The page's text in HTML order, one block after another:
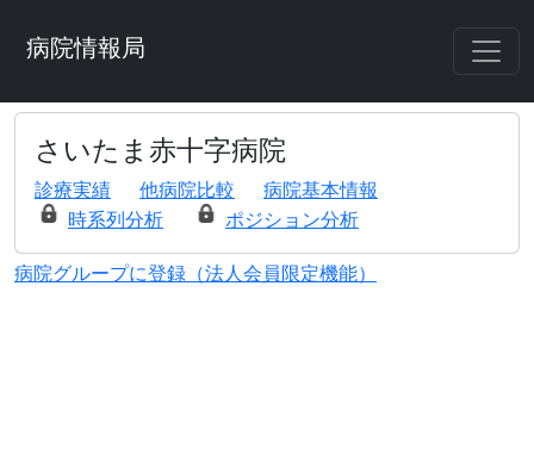
病院情報局
さいたま赤十字病院
診療実績 他病院比較
病院基本情報
時系列分析
ポジション分析
病院グループに登録（法人会員限定機能）